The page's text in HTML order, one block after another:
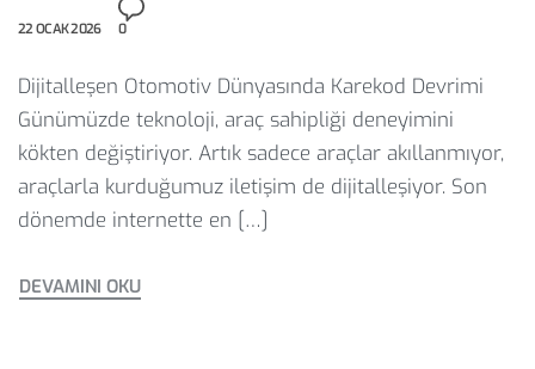
22 OCAK 2026 0
Dijitalleşen Otomotiv Dünyasında Karekod Devrimi
Günümüzde teknoloji, araç sahipliği deneyimini
kökten değiştiriyor. Artık sadece araçlar akıllanmıyor,
araçlarla kurduğumuz iletişim de dijitalleşiyor. Son
dönemde internette en […]
DEVAMINI OKU